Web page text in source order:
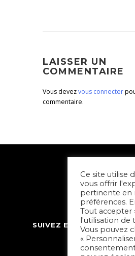
LAISSER UN
COMMENTAIRE
Vous devezvous connecter
commentaire.
SUIVEZ ET CONTACTEZ
Ce site utilise
vous offrir
pertinente en
préférences.
Tout accepter
l'utilisation de
Vous pouvez
«